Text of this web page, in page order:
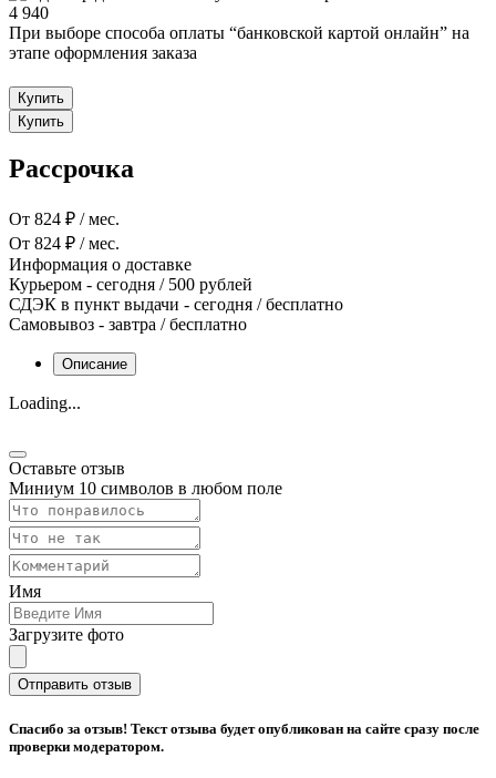
4 940
При выборе способа оплаты “банковской картой онлайн” на
этапе оформления заказа
Купить
Купить
Рассрочка
От 824 ₽ / мес.
От 824 ₽ / мес.
Информация о доставке
Курьером - сегодня / 500 рублей
СДЭК в пункт выдачи - сегодня / бесплатно
Самовывоз - завтра / бесплатно
Описание
Loading...
Оставьте отзыв
Миниум 10 символов в любом поле
Имя
Загрузите фото
Отправить отзыв
Спасибо за отзыв! Текст отзыва будет опубликован на сайте сразу после
проверки модератором.